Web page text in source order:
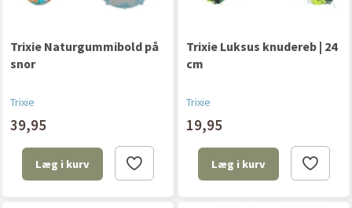
Trixie Naturgummibold på
snor
Trixie
39,95
Læg i kurv
Trixie Luksus knudereb | 24
cm
Trixie
19,95
Læg i kurv